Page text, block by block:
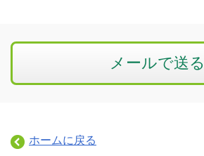
メールで送る
ホームに戻る